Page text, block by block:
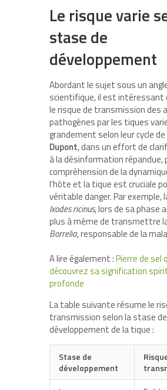
Le risque varie
stase de
développement
Abordant le sujet sous un
scientifique, il est intéressant
le risque de transmission des
pathogènes par les tiques
grandement selon leur cycle de
Dupont, dans un effort de
à la désinformation répandue,
compréhension de la
l’hôte et la tique est cruciale
véritable danger. Par exemple,
Ixodes ricinus, lors de sa phase
plus à même de transmettre
Borrelia, responsable de la
A lire également :Pierre de sel
découvrez sa signification
profonde
La table suivante résume le
transmission selon la stase de
développement de la tique :
Stase de
développement